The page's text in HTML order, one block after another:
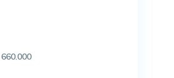
660.000